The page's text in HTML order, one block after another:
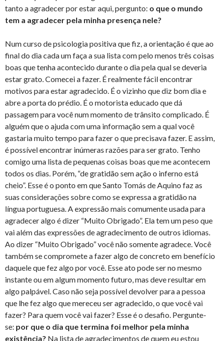
tanto a agradecer por estar aqui, pergunto: o que o mundo
tem a agradecer pela minha presença nele?
Num curso de psicologia positiva que fiz, a orientação é que ao
final do dia cada um faça a sua lista com pelo menos três coisas
boas que tenha acontecido durante o dia pela qual se deveria
estar grato. Comecei a fazer. É realmente fácil encontrar
motivos para estar agradecido. É o vizinho que diz bom dia e
abre a porta do prédio. É o motorista educado que dá
passagem para você num momento de trânsito complicado. É
alguém que o ajuda com uma informação sem a qual você
gastaria muito tempo para fazer o que precisava fazer. E assim,
é possível encontrar inúmeras razões para ser grato. Tenho
comigo uma lista de pequenas coisas boas que me acontecem
todos os dias. Porém, “de gratidão sem ação o inferno está
cheio”. Esse é o ponto em que Santo Tomás de Aquino faz as
suas considerações sobre como se expressa a gratidão na
língua portuguesa. A expressão mais comumente usada para
agradecer algo é dizer “Muito Obrigado”. Ela tem um peso que
vai além das expressões de agradecimento de outros idiomas.
Ao dizer “Muito Obrigado” você não somente agradece. Você
também se compromete a fazer algo de concreto em benefício
daquele que fez algo por você. Esse ato pode ser no mesmo
instante ou em algum momento futuro, mas deve resultar em
algo palpável. Caso não seja possível devolver para a pessoa
que lhe fez algo que mereceu ser agradecido, o que você vai
fazer? Para quem você vai fazer? Esse é o desafio. Pergunte-
se: por que o dia que termina foi melhor pela minha
existência? Na lista de agradecimentos de quem eu estou